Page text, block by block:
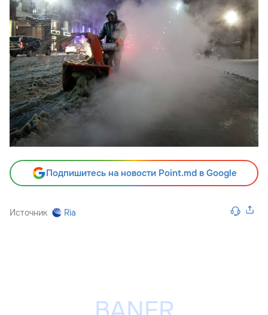
Подпишитесь на новости Point.md в Google
Источник Ria